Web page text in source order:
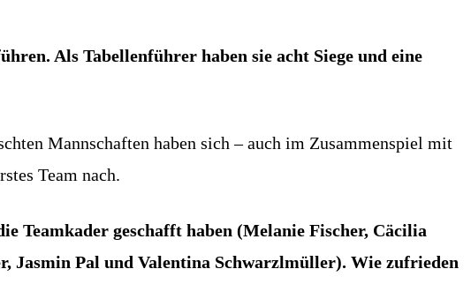
Als Tabellenführer haben sie acht Siege und eine
Mannschaften haben sich – auch im Zusammenspiel mit
Team nach.
Teamkader geschafft haben (Melanie Fischer, Cäcilia
Pal und Valentina Schwarzlmüller). Wie zufrieden